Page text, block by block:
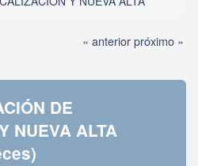
« anteriorpróximo »
DE
NUEVA ALTA